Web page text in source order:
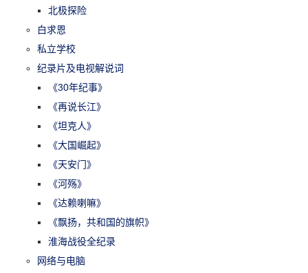
北极探险
白求恩
私立学校
纪录片及电视解说词
《30年纪事》
《再说长江》
《坦克人》
《大国崛起》
《天安门》
《河殇》
《达赖喇嘛》
《飘扬，共和国的旗帜》
淮海战役全纪录
网络与电脑